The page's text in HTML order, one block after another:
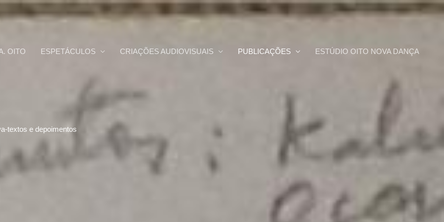
OITO ESPETÁCULOS CRIAÇÕES AUDIOVISUAIS PUBLICAÇÕES ESTÚDIO OITO NOVA DANÇA
textos e depoimentos